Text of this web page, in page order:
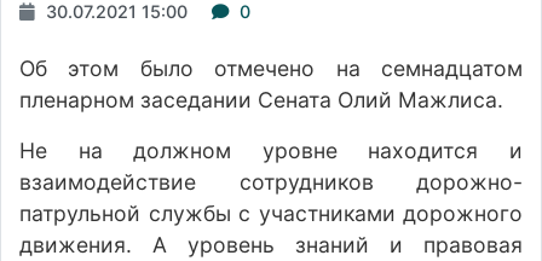
30.07.2021 15:00 0
Об этом было отмечено на семнадцатом
пленарном заседании Сената Олий Мажлиса.
Не на должном уровне находится и
взаимодействие сотрудников дорожно-
патрульной службы с участниками дорожного
движения. А уровень знаний и правовая